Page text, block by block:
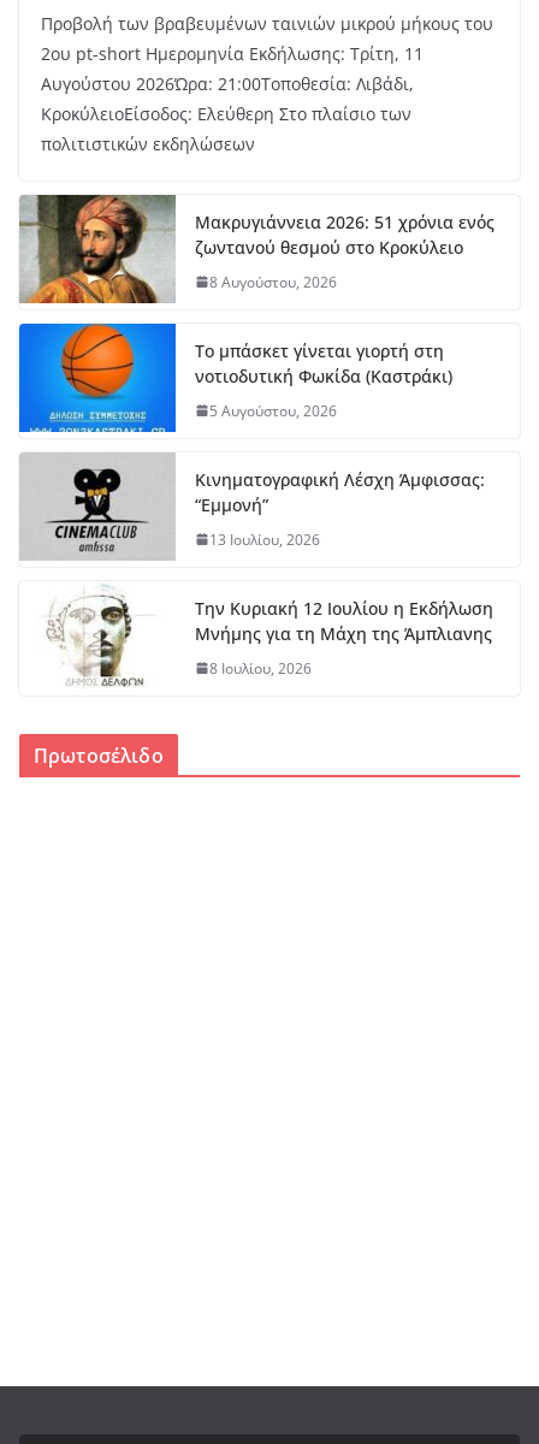
Προβολή των βραβευμένων ταινιών μικρού μήκους του
2ου pt-short Ημερομηνία Εκδήλωσης: Τρίτη, 11
Αυγούστου 2026Ώρα: 21:00Τοποθεσία: Λιβάδι,
ΚροκύλειοΕίσοδος: Ελεύθερη Στο πλαίσιο των
πολιτιστικών εκδηλώσεων
Μακρυγιάννεια 2026: 51 χρόνια ενός
ζωντανού θεσμού στο Κροκύλειο
8 Αυγούστου, 2026
Το μπάσκετ γίνεται γιορτή στη
νοτιοδυτική Φωκίδα (Καστράκι)
5 Αυγούστου, 2026
Κινηματογραφική Λέσχη Άμφισσας:
“Εμμονή”
13 Ιουλίου, 2026
Την Κυριακή 12 Ιουλίου η Εκδήλωση
Μνήμης για τη Μάχη της Άμπλιανης
8 Ιουλίου, 2026
Πρωτοσέλιδο